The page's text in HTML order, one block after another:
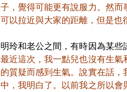
子，覺得可能更有說服力。然
可以拉近與大家的距離，但是也
明玲和老公之間，有時因為某些
最近這次，我一點兒也沒有生
的質疑而感到生氣。說實在話
中，我明白了。以前我之所以